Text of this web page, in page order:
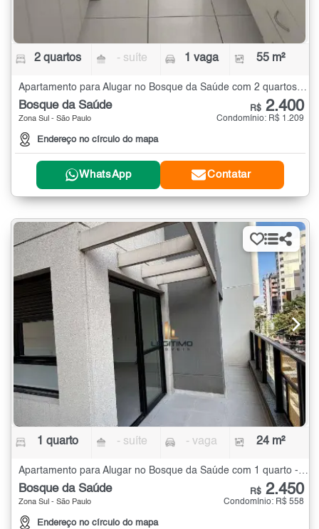
2 quartos - suíte 1 vaga 55 m²
Bosque da Saúde
Zona Sul - São Paulo
Endereço no círculo do mapa
R$ 2.400
Condomínio: R$ 1.209
WhatsApp Contatar
1 quarto - suíte - vaga 24 m²
Bosque da Saúde
Zona Sul - São Paulo
Endereço no círculo do mapa
R$ 2.450
Condomínio: R$ 558